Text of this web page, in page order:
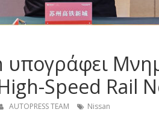
υπογράφει
Speed Rail
AUTOPRESS TEAM Nissan